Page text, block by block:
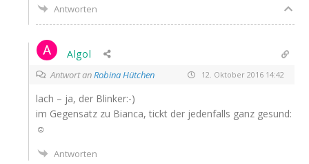
Antworten
Algol
Antwort anRobina Hütchen 12. Oktober 2016 14:42
lach – ja, der Blinker:-)
im Gegen­satz zu Bian­ca, tickt der jeden­falls ganz gesund:
☺
Antworten